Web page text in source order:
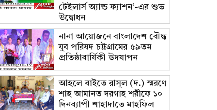
টেইলার্স অ্যান্ড ফ্যাশন’-এর শুভ
উদ্বোধন
নানা আয়োজনে বাংলাদেশ বৌদ্ধ
যুব পরিষদ চট্টগ্রামের ৫৯তম
প্রতিষ্ঠাবার্ষিকী উদযাপন
আহলে বাইতে রাসূল (দ.) স্মরণে
শাহ আমানত দরগাহ শরীফে ১০
দিনব্যাপী শাহাদাতে মাহফিল